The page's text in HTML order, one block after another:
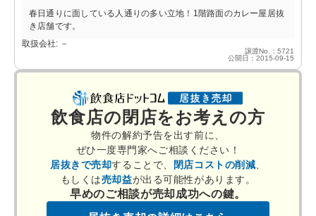
春日通りに面している人通りの多い立地！1階路面のカレー屋居抜
き店舗です。
取扱会社: －
譲渡No.：5721
公開日：2015-09-15
飲食店の閉店をお考えの方
物件の解約予告を出す前に、
ぜひ一度専門家へご相談ください！
居抜きで売却することで、 閉店コストの削減
もしくは売却益が出る可能性があります。
早めのご相談が売却成功への鍵。